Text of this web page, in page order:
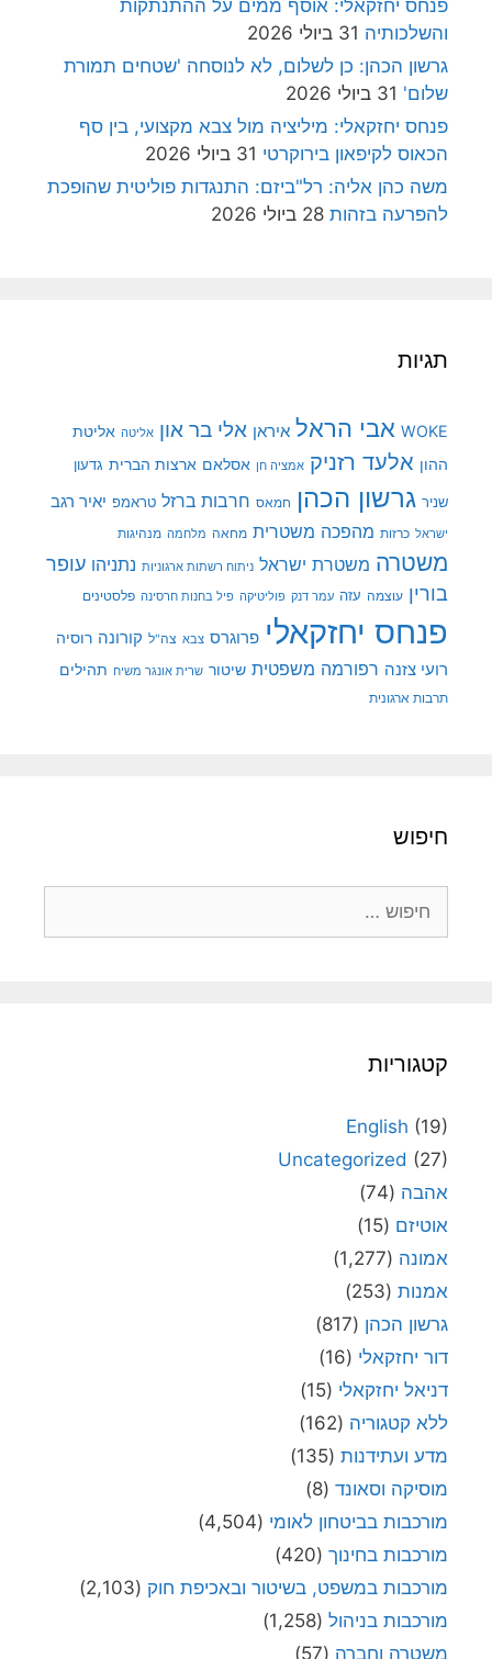
פנחס יחזקאלי: אוסף ממים על ההתנתקות
והשלכותיה 31 ביולי 2026
גרשון הכהן: כן לשלום, לא לנוסחה 'שטחים תמורת
שלום' 31 ביולי 2026
פנחס יחזקאלי: מיליציה מול צבא מקצועי, בין סף
הכאוס לקיפאון בירוקרטי 31 ביולי 2026
משה כהן אליה: רל"ביזם: התנגדות פוליטית שהופכת
להפרעה בזהות 28 ביולי 2026
תגיות
WOKE אבי הראל איראן אלי בר און אליטה אליטת
ההון אלעד רזניק אמציה חן אסלאם ארצות הברית גדעון
שניר גרשון הכהן חמאס חרבות ברזל טראמפ יאיר רגב
ישראל כרזות מהפכה משטרית מחאה מלחמה מנהיגות
משטרה משטרת ישראל ניתוח רשתות ארגוניות נתניהו עופר
בורין עוצמה עזה עמר דנק פוליטיקה פיל בחנות חרסינה פלסטינים
פנחס יחזקאלי פרוגרס צבא צה"ל קורונה רוסיה
רועי צזנה רפורמה משפטית שיטור שרית אונגר משיח תהילים
תרבות ארגונית
חיפוש
קטגוריות
English (19)
Uncategorized (27)
אהבה (74)
אוטיזם (15)
אמונה (1,277)
אמנות (253)
גרשון הכהן (817)
דור יחזקאלי (16)
דניאל יחזקאלי (15)
ללא קטגוריה (162)
מדע ועתידנות (135)
מוסיקה וסאונד (8)
מורכבות בביטחון לאומי (4,504)
מורכבות בחינוך (420)
מורכבות במשפט, בשיטור ובאכיפת חוק (2,103)
מורכבות בניהול (1,258)
משטרה וחברה (57)